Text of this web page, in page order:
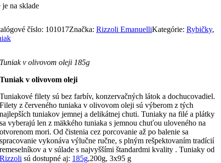
je na sklade
číslo: 101017Značka: Rizzoli EmanuelliKategórie: Rybičky,
Tuniak v olivovom oleji 185g
Tuniak v olivovom oleji
Tuniakové filety sú bez farbív, konzervačných látok a dochucovadiel.
Filety z červeného tuniaka v olivovom oleji sú výberom z tých
najlepších tuniakov jemnej a delikátnej chuti. Tuniaky na filé a plátky
sa vyberajú len z mäkkého tuniaka s jemnou chuťou uloveného na
otvorenom mori. Od čistenia cez porcovanie až po balenie sa
spracovanie vykonáva výlučne ručne, s plným rešpektovaním tradícií
remeselníkov a v súlade s najvyššími štandardmi kvality . Tuniaky od
Rizzoli sú dostupné aj: 185g,200g, 3x95 g